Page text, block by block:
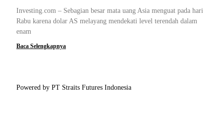
Investing.com – Sebagian besar mata uang Asia menguat pada hari
Rabu karena dolar AS melayang mendekati level terendah dalam
enam
Baca Selengkapnya
Powered by PT Straits Futures Indonesia